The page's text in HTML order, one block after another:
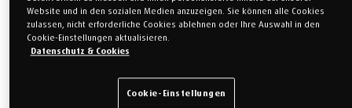
140 x 200 cm
160 x 200 cm
Doppelbett
Sondermaß
Website und in den sozialen Medien anzuzeigen. Sie können alle Cookies
zulassen, nicht erforderliche Cookies ablehnen oder Ihre Auswahl in den
Cookie-Einstellungen aktualisieren.
Datenschutz & Cookies
Cookie-Einstellungen